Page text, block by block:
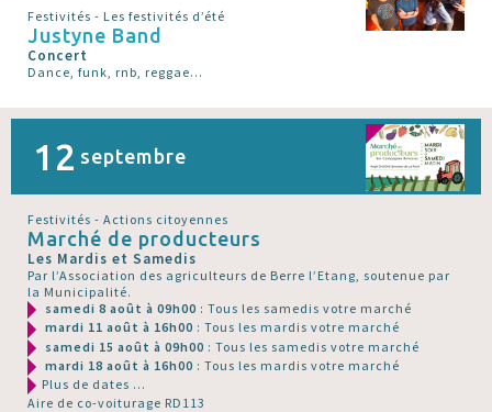
Festivités - Les festivités d’été
Justyne Band
Concert
Dance, funk, rnb, reggae...
12 septembre
Festivités - Actions citoyennes
Marché de producteurs
Les Mardis et Samedis
Par l’Association des agriculteurs de Berre l’Etang, soutenue par
la Municipalité.
samedi 8 août à 09h00 : Tous les samedis votre marché
mardi 11 août à 16h00 : Tous les mardis votre marché
samedi 15 août à 09h00 : Tous les samedis votre marché
mardi 18 août à 16h00 : Tous les mardis votre marché
Plus de dates ...
Aire de co-voiturage RD113